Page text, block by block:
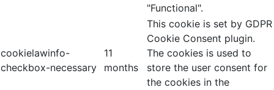
"Functional".
cookielawinfo-
checkbox-necessary
11
months
This cookie is set by GDPR
Cookie Consent plugin.
The cookies is used to
store the user consent for
the cookies in the